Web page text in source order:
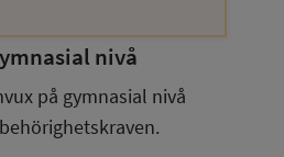
nivå
på gymnasial nivå